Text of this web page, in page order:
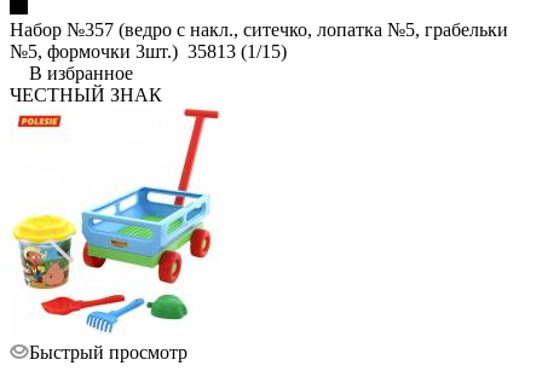
Набор №357 (ведро с накл., ситечко, лопатка №5, грабельки
№5, формочки 3шт.) 35813 (1/15)
В избранное
ЧЕСТНЫЙ ЗНАК
Быстрый просмотр